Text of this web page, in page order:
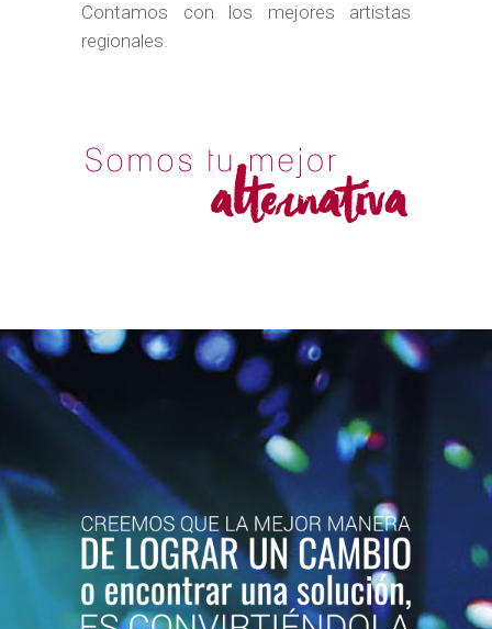
Contamos con los mejores artistas
regionales.